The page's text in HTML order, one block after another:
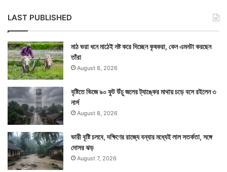
LAST PUBLISHED
মাঠ ভরা ধনে মাঠেই নষ্ট করে দিচ্ছেন কৃষকরা, কেন এমনটা করছেন
তাঁরা
August 8, 2026
বৃষ্টিতে ভিজে ৯০ ফুট উঁচু জলের ট্যাঙ্কের মাথায় চড়ে বসে রইলেন ৩
নার্স
August 8, 2026
ভারী বৃষ্টি চলবে, দক্ষিণের রাজ্যে বন্যার মধ্যেই লাল সতর্কতা, সঙ্গে
দোসর ঝড়
August 7, 2026